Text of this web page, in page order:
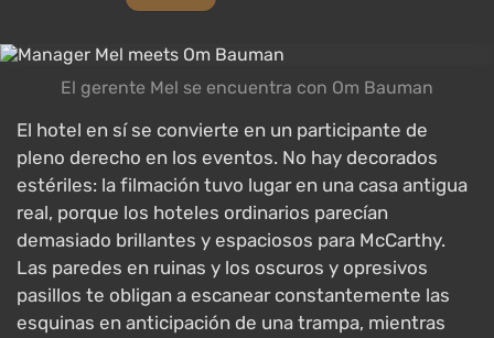
El gerente Mel se encuentra con Om Bauman
El hotel en sí se convierte en un participante de
pleno derecho en los eventos. No hay decorados
estériles: la filmación tuvo lugar en una casa antigua
real, porque los hoteles ordinarios parecían
demasiado brillantes y espaciosos para McCarthy.
Las paredes en ruinas y los oscuros y opresivos
pasillos te obligan a escanear constantemente las
esquinas en anticipación de una trampa, mientras